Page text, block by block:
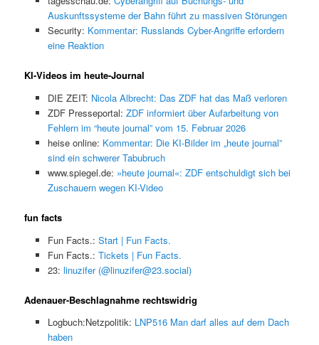
Auskunftssysteme der Bahn führt zu massiven Störungen
Security: Kommentar: Russlands Cyber-Angriffe erfordern
eine Reaktion
KI-Videos im heute-Journal
DIE ZEIT: Nicola Albrecht: Das ZDF hat das Maß verloren
ZDF Presseportal: ZDF informiert über Aufarbeitung von
Fehlern im “heute journal” vom 15. Februar 2026
heise online: Kommentar: Die KI-Bilder im „heute journal”
sind ein schwerer Tabubruch
www.spiegel.de: »heute journal«: ZDF entschuldigt sich bei
Zuschauern wegen KI-Video
fun facts
Fun Facts.: Start | Fun Facts.
Fun Facts.: Tickets | Fun Facts.
23: linuzifer (@linuzifer@23.social)
Adenauer-Beschlagnahme rechtswidrig
Logbuch:Netzpolitik: LNP516 Man darf alles auf dem Dach
haben